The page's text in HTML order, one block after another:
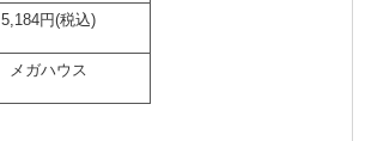
5,184円(税込)
メガハウス